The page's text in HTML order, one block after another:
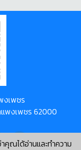
คุณได้อ่านและทำความ
งเพชร
แพงเพชร 62000